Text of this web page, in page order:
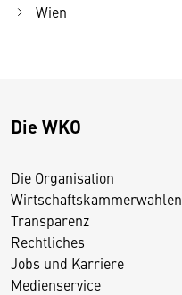
Wien
Die WKO
Die Organisation
Wirtschaftskammerwahlen
Transparenz
Rechtliches
Jobs und Karriere
Medienservice